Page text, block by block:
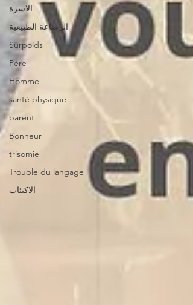
الاسرة
الرضاعة الطبيعية
Surpoids
Père
Homme
santé physique
parent
Bonheur
trisomie
Trouble du langage
الاكتئاب